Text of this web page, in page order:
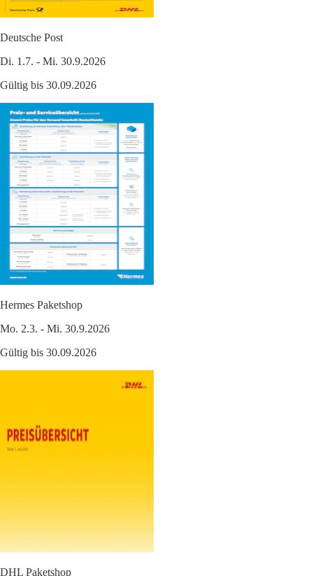
Deutsche Post
Di. 1.7. - Mi. 30.9.2026
Gültig bis 30.09.2026
Hermes Paketshop
Mo. 2.3. - Mi. 30.9.2026
Gültig bis 30.09.2026
DHL Paketshop